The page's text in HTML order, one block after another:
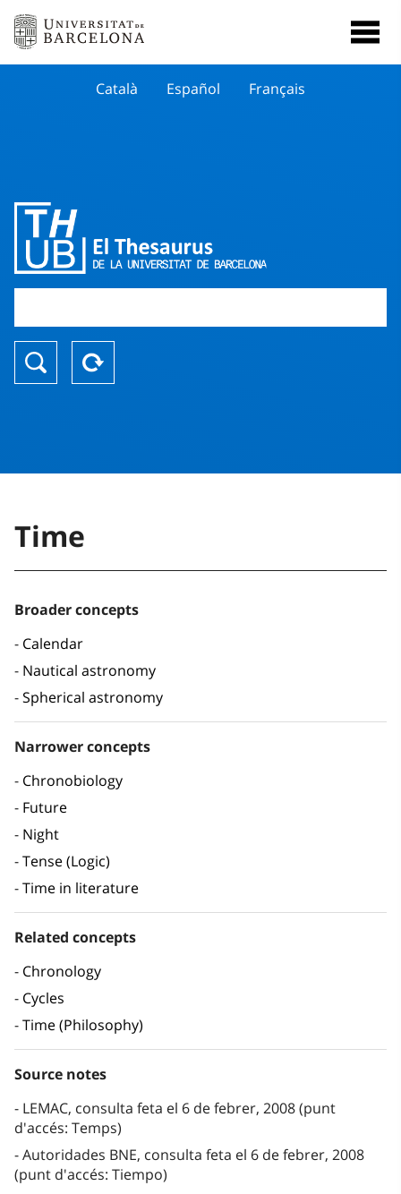
Català Español Français
Time
Broader concepts
Calendar
Nautical astronomy
Spherical astronomy
Narrower concepts
Chronobiology
Future
Night
Tense (Logic)
Time in literature
Related concepts
Chronology
Cycles
Time (Philosophy)
Source notes
LEMAC, consulta feta el 6 de febrer, 2008 (punt
d'accés: Temps)
Autoridades BNE, consulta feta el 6 de febrer, 2008
(punt d'accés: Tiempo)